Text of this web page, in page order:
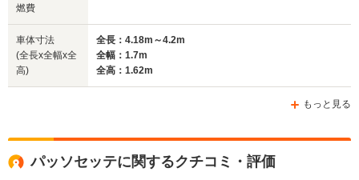
燃費
車体寸法
(全長x全幅x全
高)
全長：4.18m～4.2m
全幅：1.7m
全高：1.62m
もっと見る
パッソセッテに関するクチコミ・評価